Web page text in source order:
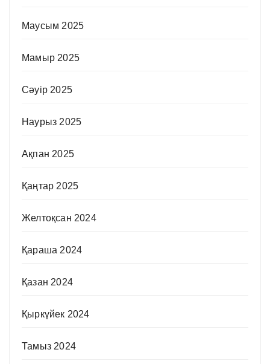
Маусым 2025
Мамыр 2025
Сәуір 2025
Наурыз 2025
Ақпан 2025
Қаңтар 2025
Желтоқсан 2024
Қараша 2024
Қазан 2024
Қыркүйек 2024
Тамыз 2024